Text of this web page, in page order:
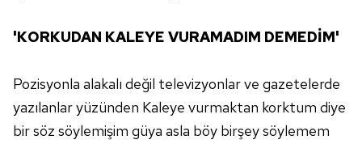
'KORKUDAN KALEYE VURAMADIM DEMEDİM'
Pozisyonla alakalı değil televizyonlar ve gazetelerde
yazılanlar yüzünden Kaleye vurmaktan korktum diye
bir söz söylemişim güya asla böy birşey söylemem